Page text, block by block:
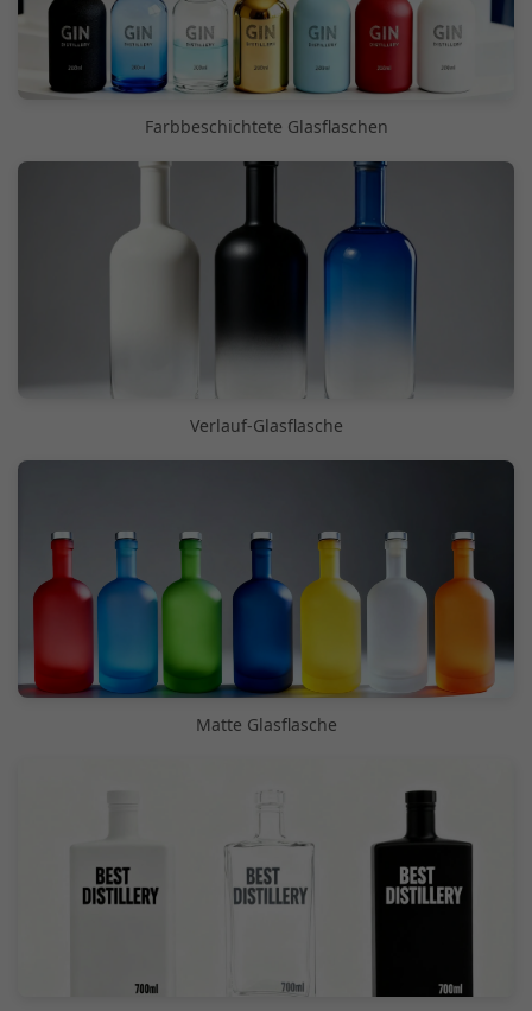
Farbbeschichtete Glasflaschen
Verlauf-Glasflasche
Matte Glasflasche